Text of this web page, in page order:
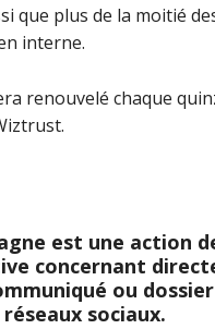
que plus de la moitié
interne.
renouvelé chaque
.
est une action
concernant
ou
sociaux.